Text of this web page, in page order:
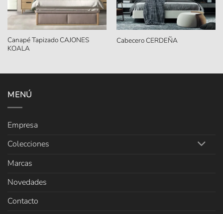
Canapé Tapizado CAJONES
KOALA
Cabecero CERDEÑA
MENÚ
Empresa
Colecciones
Marcas
Novedades
Contacto